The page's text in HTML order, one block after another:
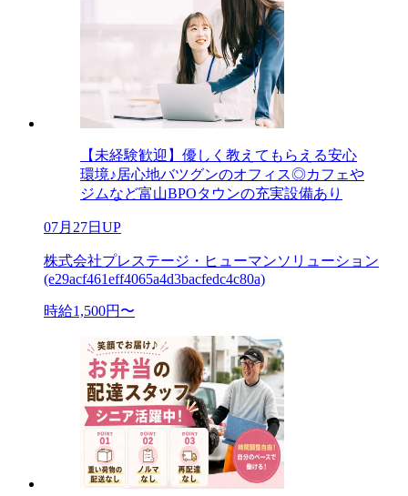
【未経験歓迎】優しく教えてもらえる安心
環境♪居心地バツグンのオフィス◎カフェや
ジムなど富山BPOタウンの充実設備あり
07月27日UP
株式会社プレステージ・ヒューマンソリューション
(e29acf461eff4065a4d3bacfedc4c80a)
時給1,500円〜